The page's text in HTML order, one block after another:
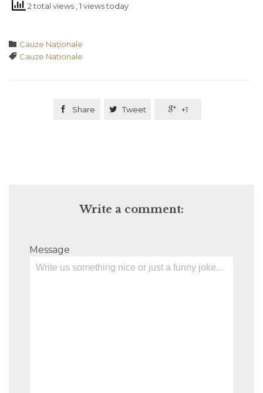
2 total views , 1 views today
 Category
Cauze Naţionale
 Tags
Cauze Nationale
 Share  Tweet  +1
Write a comment:
Message